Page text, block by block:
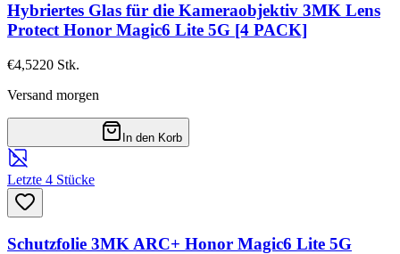
Hybriertes Glas für die Kameraobjektiv 3MK Lens
Protect Honor Magic6 Lite 5G [4 PACK]
€4,5220 Stk.
Versand morgen
In den Korb
Letzte 4 Stücke
Schutzfolie 3MK ARC+ Honor Magic6 Lite 5G